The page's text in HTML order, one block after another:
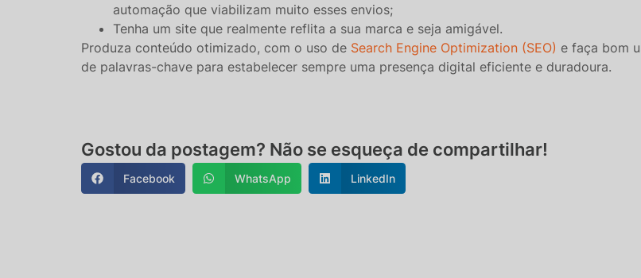
automação que viabilizam muito esses envios;
Tenha um site que realmente reflita a sua marca e seja amigável.
Produza conteúdo otimizado, com o uso de Search Engine Optimization (SEO) e faça bom
de palavras-chave para estabelecer sempre uma presença digital eficiente e duradoura.
Gostou da postagem? Não se esqueça de compartilhar!
Facebook WhatsApp LinkedIn